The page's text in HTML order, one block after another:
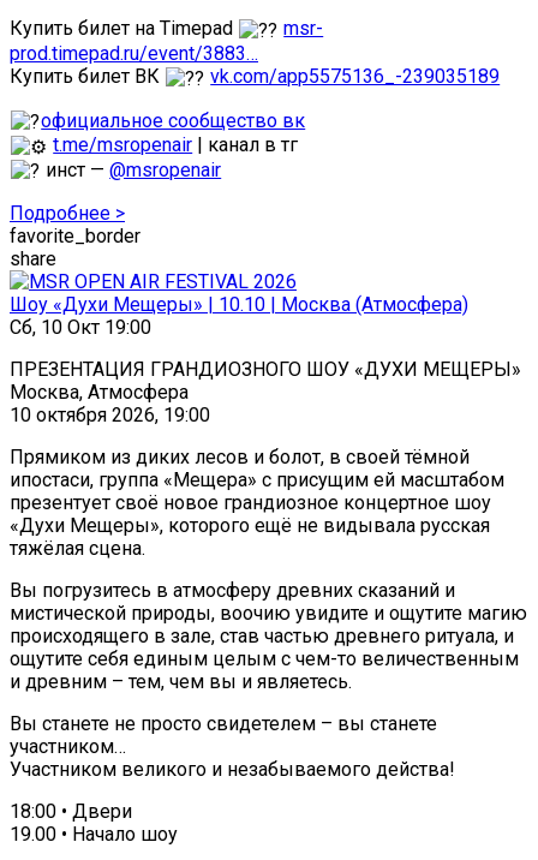
Купить билет на Timepad
msr-
prod.timepad.ru/event/3883…
Купить билет ВК
vk.com/app5575136_-239035189
официальное сообщество вк
t.me/msropenair | канал в тг
инст —@msropenair
Подробнее >
favorite_border
share
Шоу «Духи Мещеры» | 10.10 | Москва (Атмосфера)
Сб, 10 Окт 19:00
ПРЕЗЕНТАЦИЯ ГРАНДИОЗНОГО ШОУ «ДУХИ МЕЩЕРЫ»
Москва, Атмосфера
10 октября 2026, 19:00
Прямиком из диких лесов и болот, в своей тёмной
ипостаси, группа «Мещера» с присущим ей масштабом
презентует своё новое грандиозное концертное шоу
«Духи Мещеры», которого ещё не видывала русская
тяжёлая сцена.
Вы погрузитесь в атмосферу древних сказаний и
мистической природы, воочию увидите и ощутите магию
происходящего в зале, став частью древнего ритуала, и
ощутите себя единым целым с чем-то величественным
и древним – тем, чем вы и являетесь.
Вы станете не просто свидетелем – вы станете
участником…
Участником великого и незабываемого действа!
18:00 • Двери
19.00 • Начало шоу